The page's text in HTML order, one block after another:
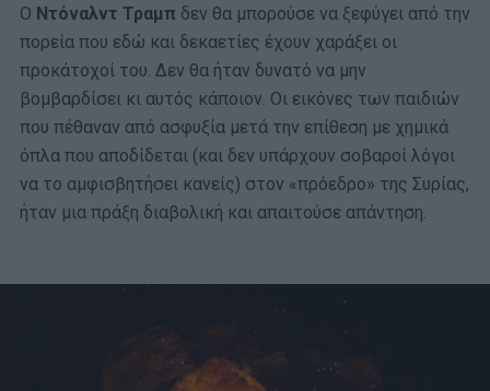
Ο Ντόναλντ Τραμπ δεν θα μπορούσε να ξεφύγει από την
πορεία που εδώ και δεκαετίες έχουν χαράξει οι
προκάτοχοί του. Δεν θα ήταν δυνατό να μην
βομβαρδίσει κι αυτός κάποιον. Οι εικόνες των παιδιών
που πέθαναν από ασφυξία μετά την επίθεση με χημικά
όπλα που αποδίδεται (και δεν υπάρχουν σοβαροί λόγοι
να το αμφισβητήσει κανείς) στον «πρόεδρο» της Συρίας,
ήταν μια πράξη διαβολική και απαιτούσε απάντηση.